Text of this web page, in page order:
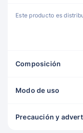
Este producto es
Composición
Modo de uso
Precaución y